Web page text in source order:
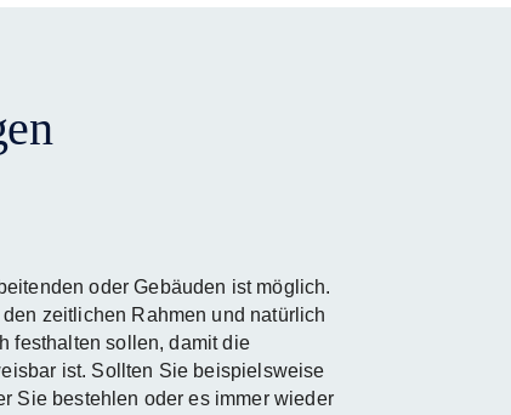
oder Gebäuden ist möglich.
zeitlichen Rahmen und natürlich
festhalten sollen, damit die
ist. Sollten Sie beispielsweise
Sie bestehlen oder es immer wieder